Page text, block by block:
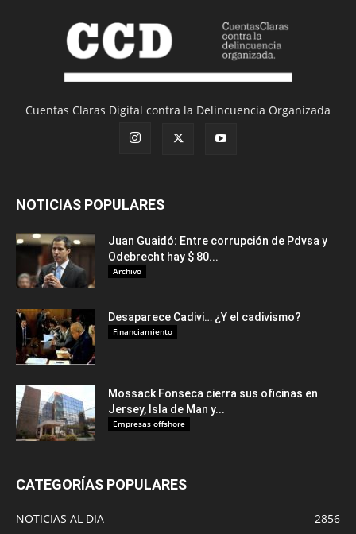
Cuentas Claras Digital contra la Delincuencia Organizada
NOTICIAS POPULARES
Juan Guaidó: Entre corrupción de Pdvsa y
Odebrecht hay $ 80...
Archivo
Desaparece Cadivi… ¿Y el cadivismo?
Financiamiento
Mossack Fonseca cierra sus oficinas en
Jersey, Isla de Man y...
Empresas offshore
CATEGORÍAS POPULARES
NOTICIAS AL DIA
2856